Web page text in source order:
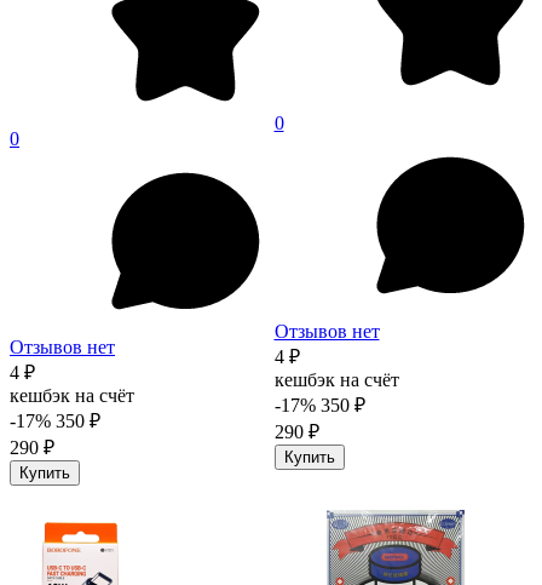
0
Отзывов нет
4 ₽
кешбэк на счёт
-17% 350 ₽
290 ₽
Купить
0
Отзывов нет
4 ₽
кешбэк на счёт
-17% 350 ₽
290 ₽
Купить